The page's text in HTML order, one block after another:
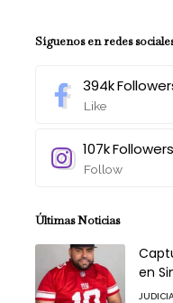
Síguenos en redes
394k
Like
107kFollowers
Follow
Últimas Noticias
en